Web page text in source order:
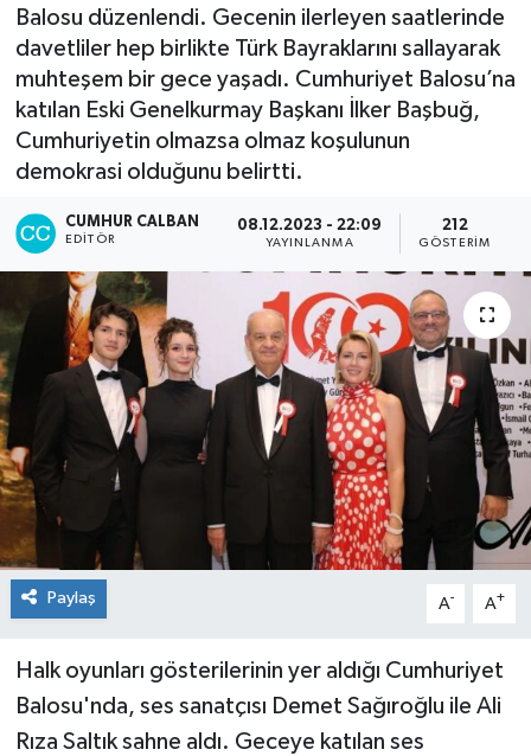
Balosu düzenlendi. Gecenin ilerleyen saatlerinde
davetliler hep birlikte Türk Bayraklarını sallayarak
muhteşem bir gece yaşadı. Cumhuriyet Balosu’na
katılan Eski Genelkurmay Başkanı İlker Başbuğ,
Cumhuriyetin olmazsa olmaz koşulunun
demokrasi olduğunu belirtti.
CUMHUR CALBAN
EDITÖR
08.12.2023 - 22:09
YAYINLANMA
212
GÖSTERIM
Paylaş A- A+
Halk oyunları gösterilerinin yer aldığı Cumhuriyet
Balosu'nda, ses sanatçısı Demet Sağıroğlu ile Ali
Rıza Saltık sahne aldı. Geceye katılan ses
Son Dakika Haberleri
Haber Arşivi